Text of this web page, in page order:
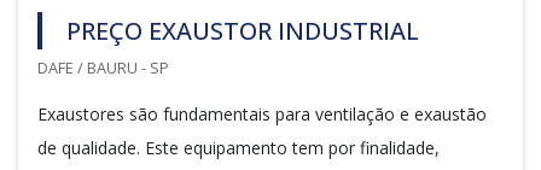
PREÇO EXAUSTOR INDUSTRIAL
DAFE / BAURU - SP
Exaustores são fundamentais para ventilação e exaustão
de qualidade. Este equipamento tem por finalidade,